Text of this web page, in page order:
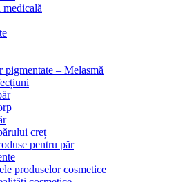
medicală
pigmentate – Melasmă
creț
pentru păr
produselor cosmetice